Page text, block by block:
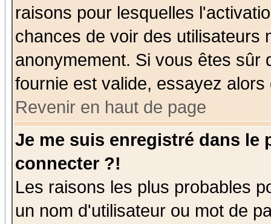
raisons pour lesquelles
chances de voir des utilisateurs
anonymement. Si vous êtes sûr
fournie est valide, essayez
Revenir en haut de page
Je me suis enregistré dans le
connecter ?!
Les raisons les plus probables
un nom d'utilisateur ou mot de